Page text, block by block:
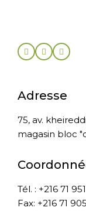
Adresse
75, av.
magasin bloc
Tél. : +216 71
Fax: +216 71